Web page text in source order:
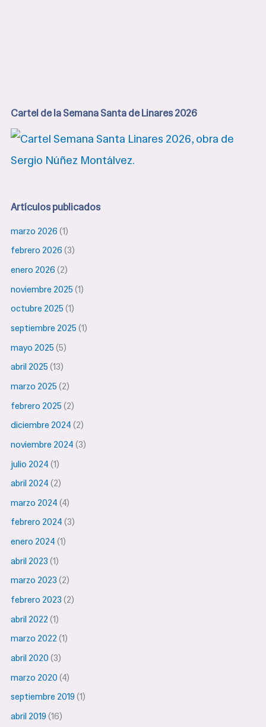
Cartel de la Semana Santa de Linares 2026
Artículos publicados
marzo 2026 (1)
febrero 2026 (3)
enero 2026 (2)
noviembre 2025 (1)
octubre 2025 (1)
septiembre 2025 (1)
mayo 2025 (5)
abril 2025 (13)
marzo 2025 (2)
febrero 2025 (2)
diciembre 2024 (2)
noviembre 2024 (3)
julio 2024 (1)
abril 2024 (2)
marzo 2024 (4)
febrero 2024 (3)
enero 2024 (1)
abril 2023 (1)
marzo 2023 (2)
febrero 2023 (2)
abril 2022 (1)
marzo 2022 (1)
abril 2020 (3)
marzo 2020 (4)
septiembre 2019 (1)
abril 2019 (16)